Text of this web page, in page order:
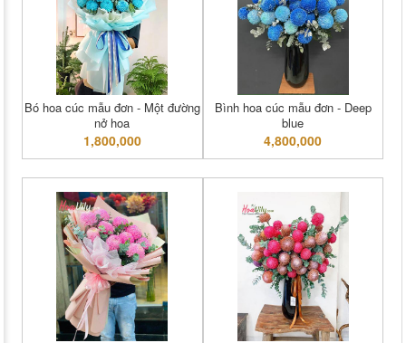
Bó hoa cúc mẫu đơn - Một đường
nở hoa
1,800,000
Bình hoa cúc mẫu đơn - Deep
blue
4,800,000